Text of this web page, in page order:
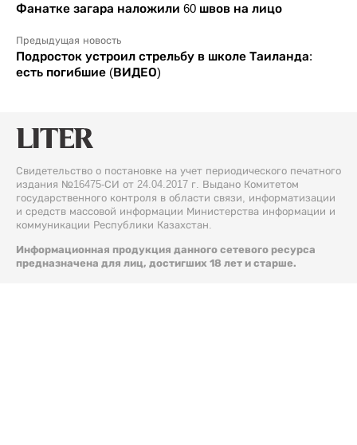
Фанатке загара наложили 60 швов на лицо
Предыдущая новость
Подросток устроил стрельбу в школе Таиланда:
есть погибшие (ВИДЕО)
Свидетельство о постановке на учет периодического печатного
издания №16475-СИ от 24.04.2017 г. Выдано Комитетом
государственного контроля в области связи, информатизации
и средств массовой информации Министерства информации и
коммуникации Республики Казахстан.
Информационная продукция данного сетевого ресурса
предназначена для лиц, достигших 18 лет и старше.